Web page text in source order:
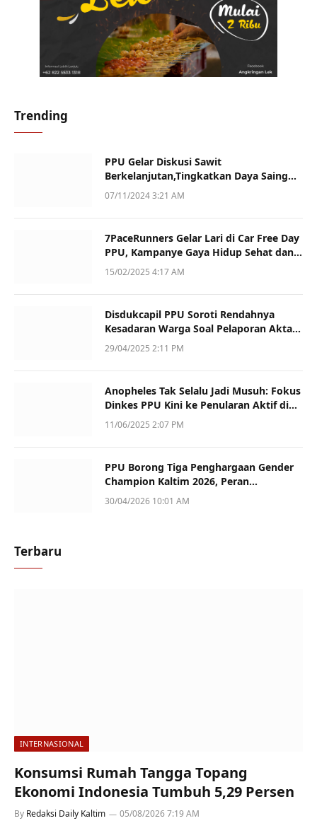
Trending
PPU Gelar Diskusi Sawit
Berkelanjutan,Tingkatkan Daya Saing
dan Kualitas
07/11/2024 3:21 AM
7PaceRunners Gelar Lari di Car Free Day
PPU, Kampanye Gaya Hidup Sehat dan
Dukung UMKM
15/02/2025 4:17 AM
Disdukcapil PPU Soroti Rendahnya
Kesadaran Warga Soal Pelaporan Akta
Kematian
29/04/2025 2:11 PM
Anopheles Tak Selalu Jadi Musuh: Fokus
Dinkes PPU Kini ke Penularan Aktif di
Sotek
11/06/2025 2:07 PM
PPU Borong Tiga Penghargaan Gender
Champion Kaltim 2026, Peran
Perempuan Jadi Sorotan
30/04/2026 10:01 AM
Terbaru
INTERNASIONAL
Konsumsi Rumah Tangga Topang
Ekonomi Indonesia Tumbuh 5,29 Persen
By Redaksi Daily Kaltim 05/08/2026 7:19 AM